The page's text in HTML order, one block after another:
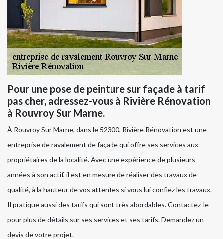
Pour une pose de peinture sur façade à tarif
pas cher, adressez-vous à Rivière Rénovation
à Rouvroy Sur Marne.
À Rouvroy Sur Marne, dans le 52300, Rivière Rénovation est une
entreprise de ravalement de façade qui offre ses services aux
propriétaires de la localité. Avec une expérience de plusieurs
années à son actif, il est en mesure de réaliser des travaux de
qualité, à la hauteur de vos attentes si vous lui confiez les travaux.
Il pratique aussi des tarifs qui sont très abordables. Contactez-le
pour plus de détails sur ses services et ses tarifs. Demandez un
devis de votre projet.